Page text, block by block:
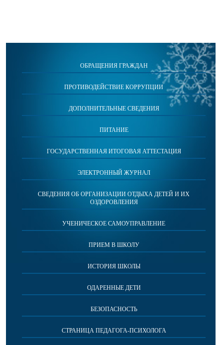
ОБРАЩЕНИЯ ГРАЖДАН
ПРОТИВОДЕЙСТВИЕ КОРРУПЦИИ
ДОПОЛНИТЕЛЬНЫЕ СВЕДЕНИЯ
ПИТАНИЕ
ГОСУДАРСТВЕННАЯ ИТОГОВАЯ АТТЕСТАЦИЯ
ЭЛЕКТРОННЫЙ ЖУРНАЛ
СВЕДЕНИЯ ОБ ОРГАНИЗАЦИИ ОТДЫХА ДЕТЕЙ И ИХ
ОЗДОРОВЛЕНИЯ
УЧЕНИЧЕСКОЕ САМОУПРАВЛЕНИЕ
ПРИЕМ В ШКОЛУ
ИСТОРИЯ ШКОЛЫ
ОДАРЕННЫЕ ДЕТИ
БЕЗОПАСНОСТЬ
СТРАНИЦА ПЕДАГОГА-ПСИХОЛОГА